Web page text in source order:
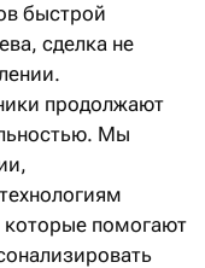
быстрой
сделка не
продолжают
Мы
которые помогают